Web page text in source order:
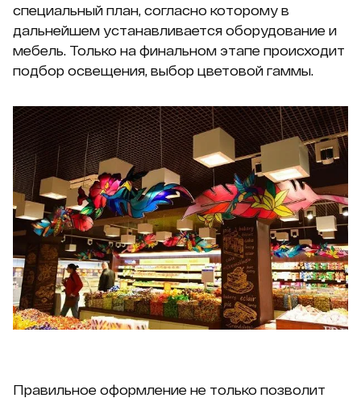
специальный план, согласно которому в
дальнейшем устанавливается оборудование и
мебель. Только на финальном этапе происходит
подбор освещения, выбор цветовой гаммы.
Правильное оформление не только позволит